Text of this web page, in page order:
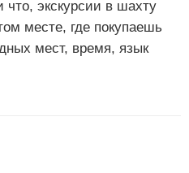
что, экскурсии в шахту
месте, где покупаешь
мест, время, язык